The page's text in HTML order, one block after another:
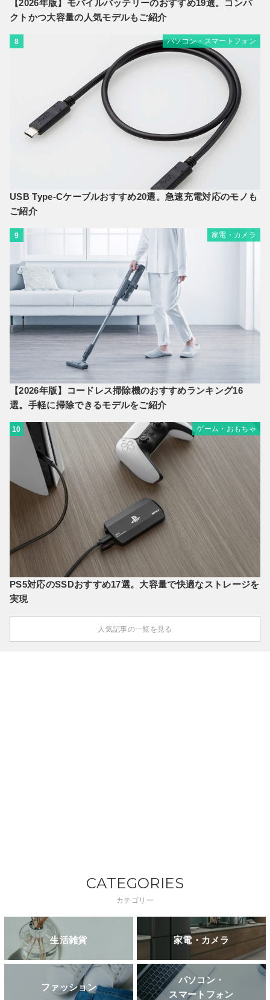
【2026年版】モバイルバッテリーのおすすめ19選。コンパ
クトかつ大容量の人気モデルもご紹介
8 パソコン・スマートフォン
USB Type-Cケーブルおすすめ20選。急速充電対応のモノも
ご紹介
9 家電・カメラ
【2026年版】コードレス掃除機のおすすめランキング16
選。手軽に掃除できるモデルをご紹介
10 ゲーム・おもちゃ
PS5対応のSSDおすすめ17選。大容量で快適なストレージを
実現
人気記事の一覧を見る
CATEGORIES
カテゴリー
生活雑貨 家電・カメラ
ファッション
パソコン・
スマートフォン